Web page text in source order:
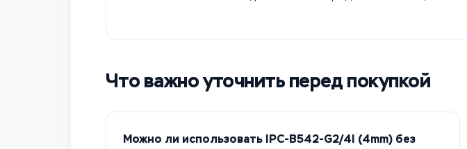
Что важно уточнить перед покупкой
Можно ли использовать IPC-B542-G2/4I (4mm) без